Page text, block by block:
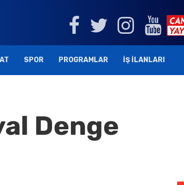
SPOR PROGRAMLAR İŞ İLANLARI
Denge